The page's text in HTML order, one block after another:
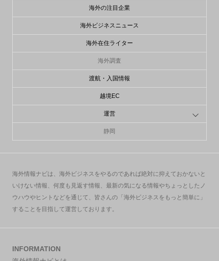
海外の注目企業
海外ビジネスニュース
海外在住ライター
海外調査
渡航・入国情報
越境EC
運営
静岡
海外情報ナビは、海外ビジネスをやるのであれば絶対に抑えておかないと
いけない情報、何度も見返す情報、最新の気になる情報やちょっとしたノ
ウハウやヒントなどを通じて、皆さんの「海外ビジネスをもっと簡単に」
することを目指して運営しております。
INFORMATION